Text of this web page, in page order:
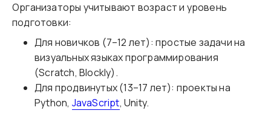
Организаторы учитывают возраст и уровень
подготовки:
Для новичков (7–12 лет): простые задачи на
визуальных языках программирования
(Scratch, Blockly).
Для продвинутых (13–17 лет): проекты на
Python, JavaScript, Unity.